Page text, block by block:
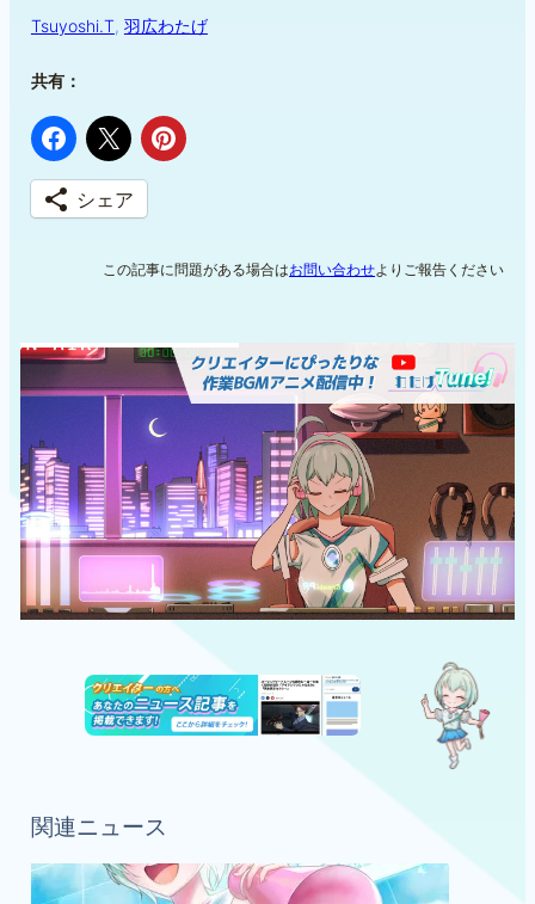
Tsuyoshi.T, 羽広わたげ
共有：
シェア
この記事に問題がある場合はお問い合わせよりご報告ください
関連ニュース